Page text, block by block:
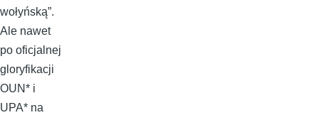
wołyńską”.
Ale nawet
po oficjalnej
gloryfikacji
OUN* i
UPA* na